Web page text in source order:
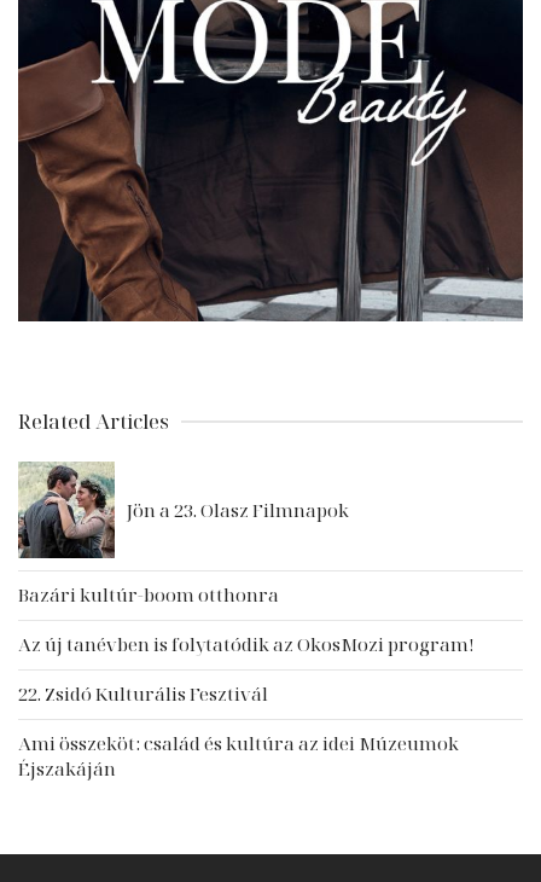
Related Articles
Jön a 23. Olasz Filmnapok
Bazári kultúr-boom otthonra
Az új tanévben is folytatódik az OkosMozi program!
22. Zsidó Kulturális Fesztivál
Ami összeköt: család és kultúra az idei Múzeumok
Éjszakáján